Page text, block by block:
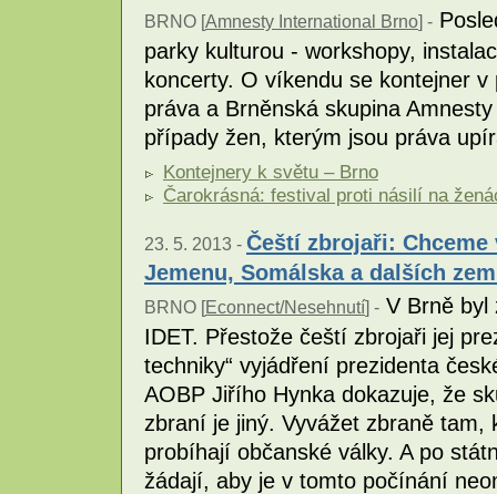
BRNO [Amnesty International Brno] -
parky kulturou - workshopy,
koncerty. O víkendu se kontejner
práva a Brněnská skupina
případy žen, kterým jsou práva
Kontejnery k světu – Brno
Čarokrásná: festival proti násilí na
23. 5. 2013 - Čeští zbrojaři:
Jemenu, Somálska a dalších
BRNO [Econnect/Nesehnutí] - V Brně byl
IDET. Přestože čeští zbrojaři jej
techniky“ vyjádření prezidenta
AOBP Jiřího Hynka dokazuje, že
zbraní je jiný. Vyvážet zbraně tam,
probíhají občanské války. A po
žádají, aby je v tomto počínání